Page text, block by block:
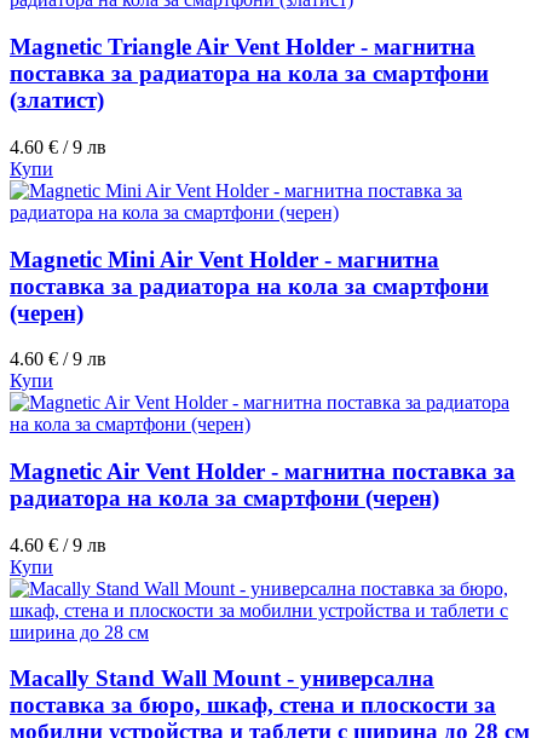
Magnetic Triangle Air Vent Holder - магнитна
поставка за радиатора на кола за смартфони
(златист)
4.60 € / 9 лв
Купи
Magnetic Mini Air Vent Holder - магнитна
поставка за радиатора на кола за смартфони
(черен)
4.60 € / 9 лв
Купи
Magnetic Air Vent Holder - магнитна поставка за
радиатора на кола за смартфони (черен)
4.60 € / 9 лв
Купи
Macally Stand Wall Mount - универсална
поставка за бюро, шкаф, стена и плоскости за
мобилни устройства и таблети с ширина до 28 см